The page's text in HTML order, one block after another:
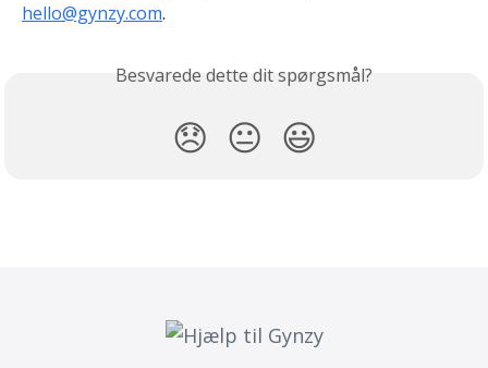
hello@gynzy.com.
Besvarede dette dit spørgsmål?
😞 😐 😃